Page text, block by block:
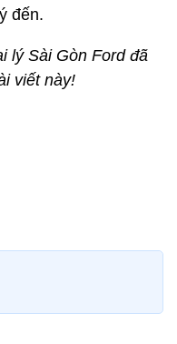
đến.
lýSài Gòn Fordđã
viết này!